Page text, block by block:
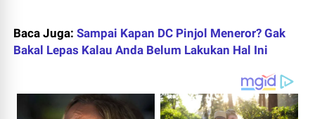
Baca Juga:Sampai Kapan DC Pinjol Meneror? Gak
Bakal Lepas Kalau Anda Belum Lakukan Hal Ini